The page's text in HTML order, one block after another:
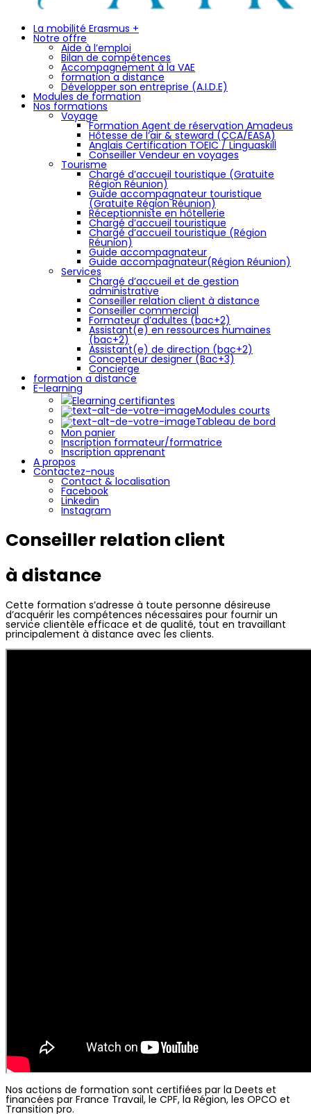
La mobilité Erasmus +
Notre offre
Aide à l’emploi
Bilan de compétences
Accompagnement à la VAE
formation a distance
Développer son entreprise (A.I.D.E)
Modules de formation
Nos formations
Voyage
Formation Agent de réservation Amadeus
Hôtesse de l’air & steward (CCA/EASA)
Anglais Certification TOEIC / Linguaskill
Conseiller Vendeur en voyages
Tourisme
Chargé d’accueil touristique (Gratuite
Région Réunion)
Guide accompagnateur touristique
(Gratuite Région Réunion)
Réceptionniste en hôtellerie
Chargé d’accueil touristique
Chargé d’accueil touristique (Région
Réunion)
Guide accompagnateur
Guide accompagnateur(Région Réunion)
Services
Chargé d’accueil et de gestion
administrative
Conseiller relation client à distance
Conseiller commercial
Formateur d’adultes (bac+2)
Assistant(e) en ressources humaines
(bac+2)
Assistant(e) de direction (bac+2)
Concepteur designer (Bac+3)
Concierge
formation a distance
E-learning
Elearning certifiantes
Modules courts
Tableau de bord
Mon panier
Inscription formateur/formatrice
Inscription apprenant
A propos
Contactez-nous
Contact & localisation
Facebook
Linkedin
Instagram
Conseiller relation client
à distance
Cette formation s’adresse à toute personne désireuse
d’acquérir les compétences nécessaires pour fournir un
service clientèle efficace et de qualité, tout en travaillant
principalement à distance avec les clients.
Nos actions de formation sont certifiées par la Deets et
financées par France Travail, le CPF, la Région, les OPCO et
Transition pro.